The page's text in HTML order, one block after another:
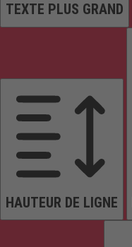
TEXTE PLUS GRAND
HAUTEUR DE LIGNE